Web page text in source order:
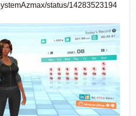
status/14283523194